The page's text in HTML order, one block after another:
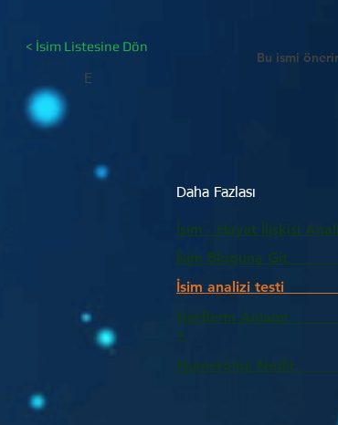
< İsim Listesine Dön
E
Bu ismi
Daha Fazlası
İsim - Hayat İlişkisi
İsim Bloguna
İsim analizi
Harflerin
>
Numeroloji